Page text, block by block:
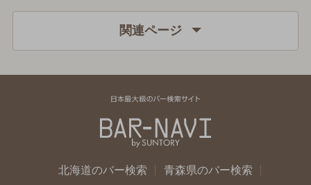
関連ページ
北海道のバー検索
青森県のバー検索